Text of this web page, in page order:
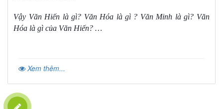
Vậy Văn Hiến là gì? Văn Hóa là gì ? Văn Minh là gì? Văn
Hóa là gì của Văn Hiến? …
Xem thêm...